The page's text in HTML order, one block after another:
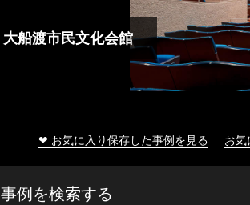
大船渡市民文化会館
❤ お気に入り保存した事例を見る お
事例を検索する